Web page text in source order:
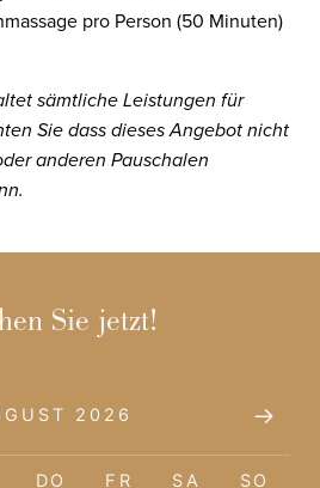
pro Person (50 Minuten)
sämtliche Leistungen für
Sie dass dieses Angebot nicht
anderen Pauschalen
Sie jetzt!
2026
DO FR SA SO